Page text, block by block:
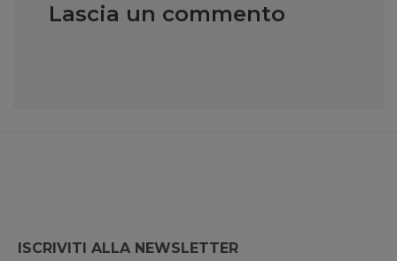
Lascia un commento
ISCRIVITI ALLA NEWSLETTER